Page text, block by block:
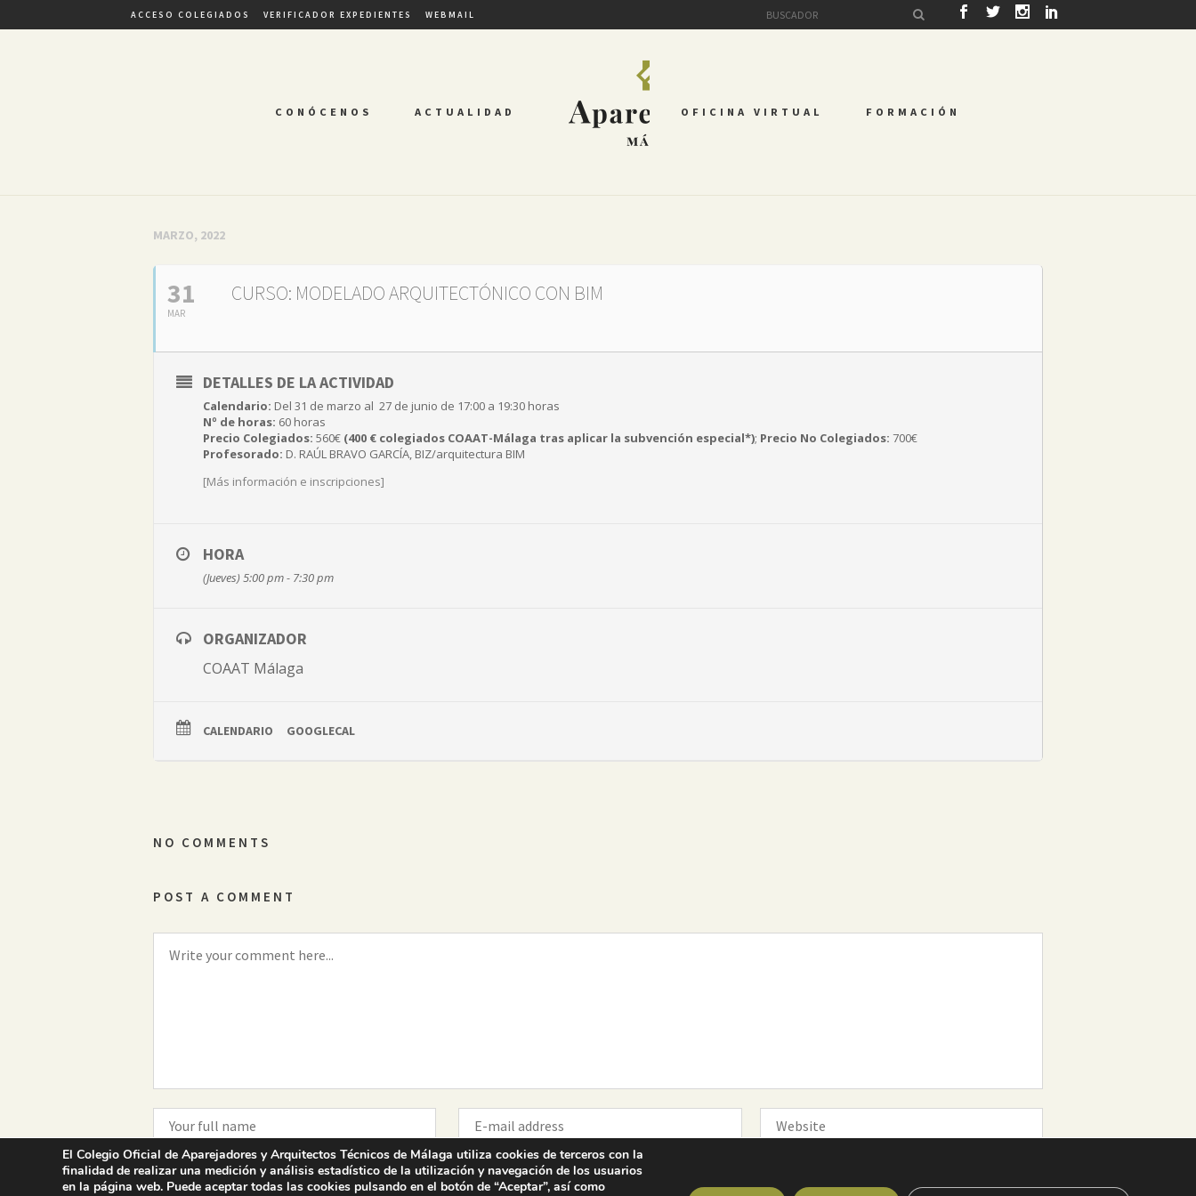
ACCESO COLEGIADOS VERIFICADOR EXPEDIENTES WEBMAIL
CONÓCENOS ACTUALIDAD OFICINA VIRTUAL FORMACIÓN
MARZO, 2022
31
MAR
CURSO: MODELADO ARQUITECTÓNICO CON BIM
DETALLES DE LA ACTIVIDAD
Calendario: Del 31 de marzo al 27 de junio de 17:00 a 19:30 horas
Nº de horas: 60 horas
Precio Colegiados: 560€ (400 € colegiados COAAT-Málaga tras aplicar la subvención especial*); Precio No Colegiados: 700€
Profesorado: D. RAÚL BRAVO GARCÍA, BIZ/arquitectura BIM
[Más información e inscripciones]
HORA
(Jueves) 5:00 pm - 7:30 pm
ORGANIZADOR
COAAT Málaga
CALENDARIO GOOGLECAL
NO COMMENTS
POST A COMMENT
El Colegio Oficial de Aparejadores y Arquitectos Técnicos de Málaga utiliza cookies de terceros con la
finalidad de realizar una medición y análisis estadístico de la utilización y navegación de los usuarios
en la página web. Puede aceptar todas las cookies pulsando en el botón de “Aceptar”, así como